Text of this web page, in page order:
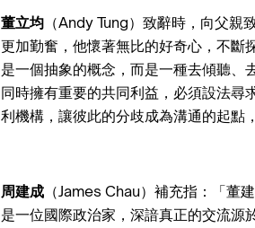
董立均 （Andy Tung）致辭時，向父
更加勤奮，他懷著無比的好奇心，不斷
是一個抽象的概念，而是一種去傾聽、
同時擁有重要的共同利益，必須設法
利機構，讓彼此的分歧成為溝通的起點
周建成 （James Chau）補充指：「董
是一位國際政治家，深諳真正的交流源